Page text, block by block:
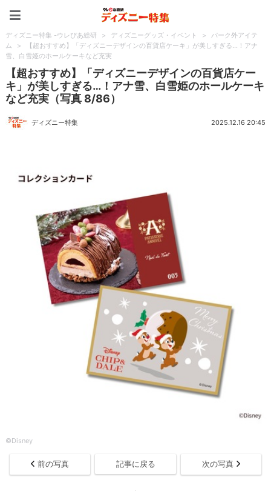
ディズニー特集 -ウレぴあ総研 > ディズニーグッズ・イベント >
パーク外アイテ
ム
>
【超おすすめ】「ディズニーデザインの百貨店ケーキ」が美しすぎる…！アナ
雪、白雪姫のホールケーキなど充実
【超おすすめ】「ディズニーデザインの百貨店ケー
キ」が美しすぎる…！アナ雪、白雪姫のホールケーキ
など充実（写真 8/86）
ディズニー特集 2025.12.16 20:45
©Disney
前の写真 記事に戻る 次の写真